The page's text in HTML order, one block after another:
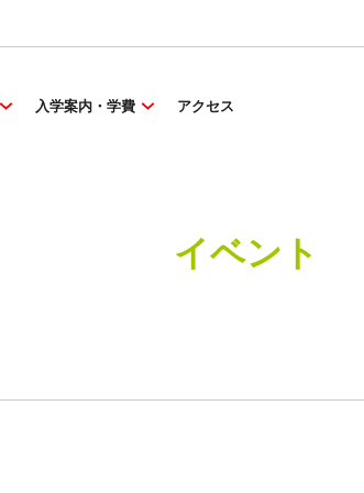
入学案内・学費 アクセス
イベント